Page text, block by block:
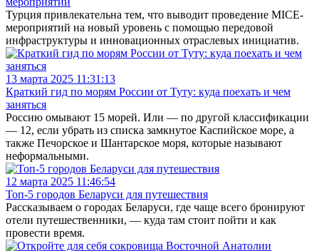
Турция привлекательна тем, что выводит проведение MICE-
мероприятий на новый уровень с помощью передовой
инфраструктуры и инновационных отраслевых инициатив.
13 марта 2025 11:31:13
Краткий гид по морям России от Туту: куда поехать и чем
заняться
Россию омывают 15 морей. Или — по другой классификации
— 12, если убрать из списка замкнутое Каспийское море, а
также Печорское и Шантарское моря, которые называют
неформальными.
12 марта 2025 11:46:54
Топ-5 городов Беларуси для путешествия
Рассказываем о городах Беларуси, где чаще всего бронируют
отели путешественники, — куда там стоит пойти и как
провести время.